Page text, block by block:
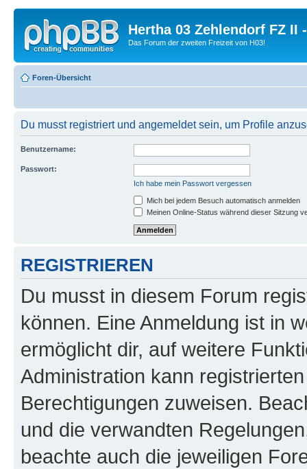
Hertha 03 Zehlendorf FZ II
Das Forum der zweiten Freizeit von H03!
Foren-Übersicht
Du musst registriert und angemeldet sein, um Profile
Benutzername:
Passwort:
Ich habe mein Passwort vergessen
Mich bei jedem Besuch automatisch anmelden
Meinen Online-Status während dieser Sitzung
REGISTRIEREN
Du musst in diesem Forum
können. Eine Anmeldung ist in
ermöglicht dir, auf weitere
Administration kann
Berechtigungen zuweisen.
und die verwandten
beachte auch die jeweiligen